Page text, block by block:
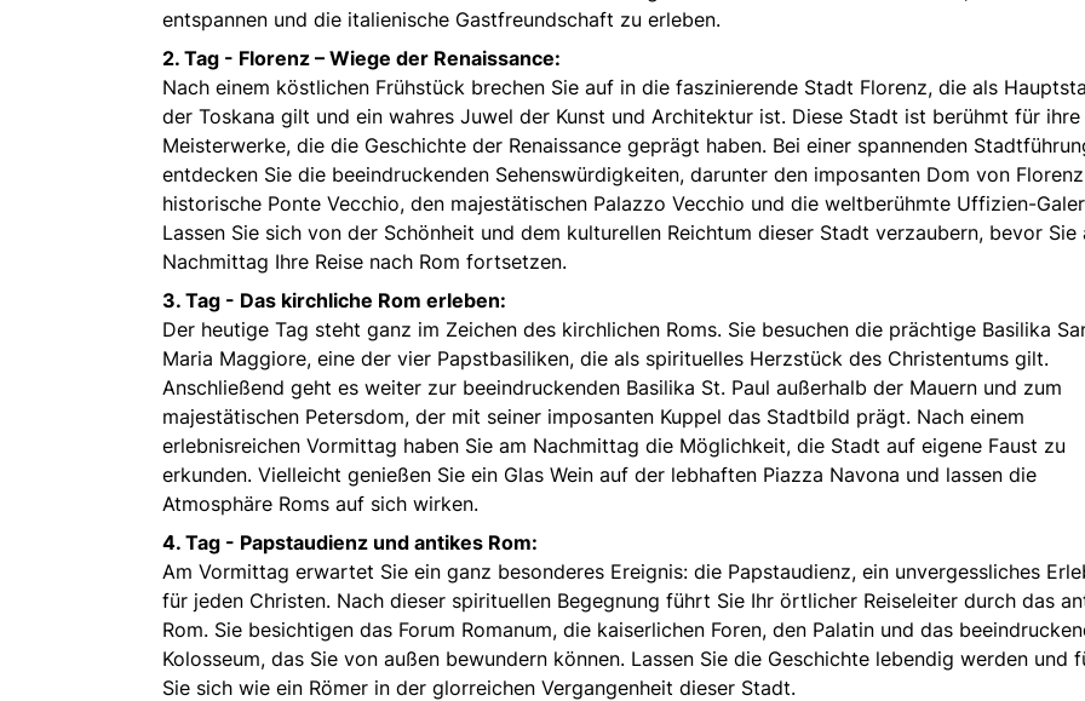
entspannen und die italienische Gastfreundschaft zu erleben.
2. Tag - Florenz – Wiege der Renaissance:
Nach einem köstlichen Frühstück brechen Sie auf in die faszinierende Stadt Florenz, die als
der Toskana gilt und ein wahres Juwel der Kunst und Architektur ist. Diese Stadt ist berühmt für ihre
Meisterwerke, die die Geschichte der Renaissance geprägt haben. Bei einer spannenden
entdecken Sie die beeindruckenden Sehenswürdigkeiten, darunter den imposanten Dom von
historische Ponte Vecchio, den majestätischen Palazzo Vecchio und die weltberühmte Uffizien-
Lassen Sie sich von der Schönheit und dem kulturellen Reichtum dieser Stadt verzaubern, bevor Sie
Nachmittag Ihre Reise nach Rom fortsetzen.
3. Tag - Das kirchliche Rom erleben:
Der heutige Tag steht ganz im Zeichen des kirchlichen Roms. Sie besuchen die prächtige Basilika
Maria Maggiore, eine der vier Papstbasiliken, die als spirituelles Herzstück des Christentums gilt.
Anschließend geht es weiter zur beeindruckenden Basilika St. Paul außerhalb der Mauern und zum
majestätischen Petersdom, der mit seiner imposanten Kuppel das Stadtbild prägt. Nach einem
erlebnisreichen Vormittag haben Sie am Nachmittag die Möglichkeit, die Stadt auf eigene Faust zu
erkunden. Vielleicht genießen Sie ein Glas Wein auf der lebhaften Piazza Navona und lassen die
Atmosphäre Roms auf sich wirken.
4. Tag - Papstaudienz und antikes Rom:
Am Vormittag erwartet Sie ein ganz besonderes Ereignis: die Papstaudienz, ein unvergessliches
für jeden Christen. Nach dieser spirituellen Begegnung führt Sie Ihr örtlicher Reiseleiter durch das
Rom. Sie besichtigen das Forum Romanum, die kaiserlichen Foren, den Palatin und das
Kolosseum, das Sie von außen bewundern können. Lassen Sie die Geschichte lebendig werden und
Sie sich wie ein Römer in der glorreichen Vergangenheit dieser Stadt.